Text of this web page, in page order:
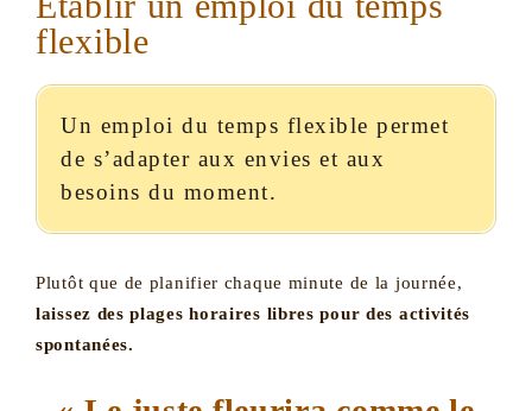
flexible
Un emploi du temps flexible permet
de s’adapter aux envies et aux
besoins du moment.
Plutôt que de planifier chaque minute de la journée,
laissez des plages horaires libres pour des activités
spontanées.